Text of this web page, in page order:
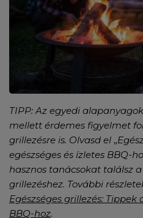
TIPP: Az egyedi
mellett érdemes figyelmet
grillezésre is. Olvasd el „
egészséges és ízletes BBQ-
hasznos tanácsokat találsz
grillezéshez. További
Egészséges grillezés: Tippek
BBQ-hoz.